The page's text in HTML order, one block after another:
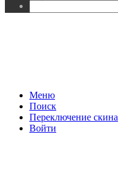
Меню
Поиск
Переключение скина
Войти